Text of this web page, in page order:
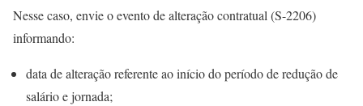
Nesse caso, envie o evento de alteração contratual (S-2206)
informando:
data de alteração referente ao início do período de redução de
salário e jornada;